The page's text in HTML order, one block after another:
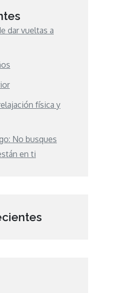
dar vueltas a
física y
No busques
en ti